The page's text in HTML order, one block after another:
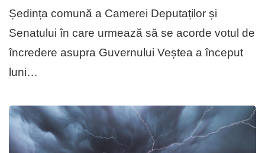
Ședința comună a Camerei Deputaților și
Senatului în care urmează să se acorde votul de
încredere asupra Guvernului Veștea a început
luni…